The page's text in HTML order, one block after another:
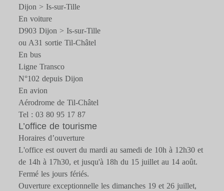
Dijon > Is-sur-Tille
En voiture
D903 Dijon > Is-sur-Tille
ou A31 sortie Til-Châtel
En bus
Ligne Transco
N°102 depuis Dijon
En avion
Aérodrome de Til-Châtel
Tel : 03 80 95 17 87
L’office de tourisme
Horaires d’ouverture
L'office est ouvert du mardi au samedi de 10h à 12h30 et
de 14h à 17h30, et jusqu'à 18h du 15 juillet au 14 août.
Fermé les jours fériés.
Ouverture exceptionnelle les dimanches 19 et 26 juillet,